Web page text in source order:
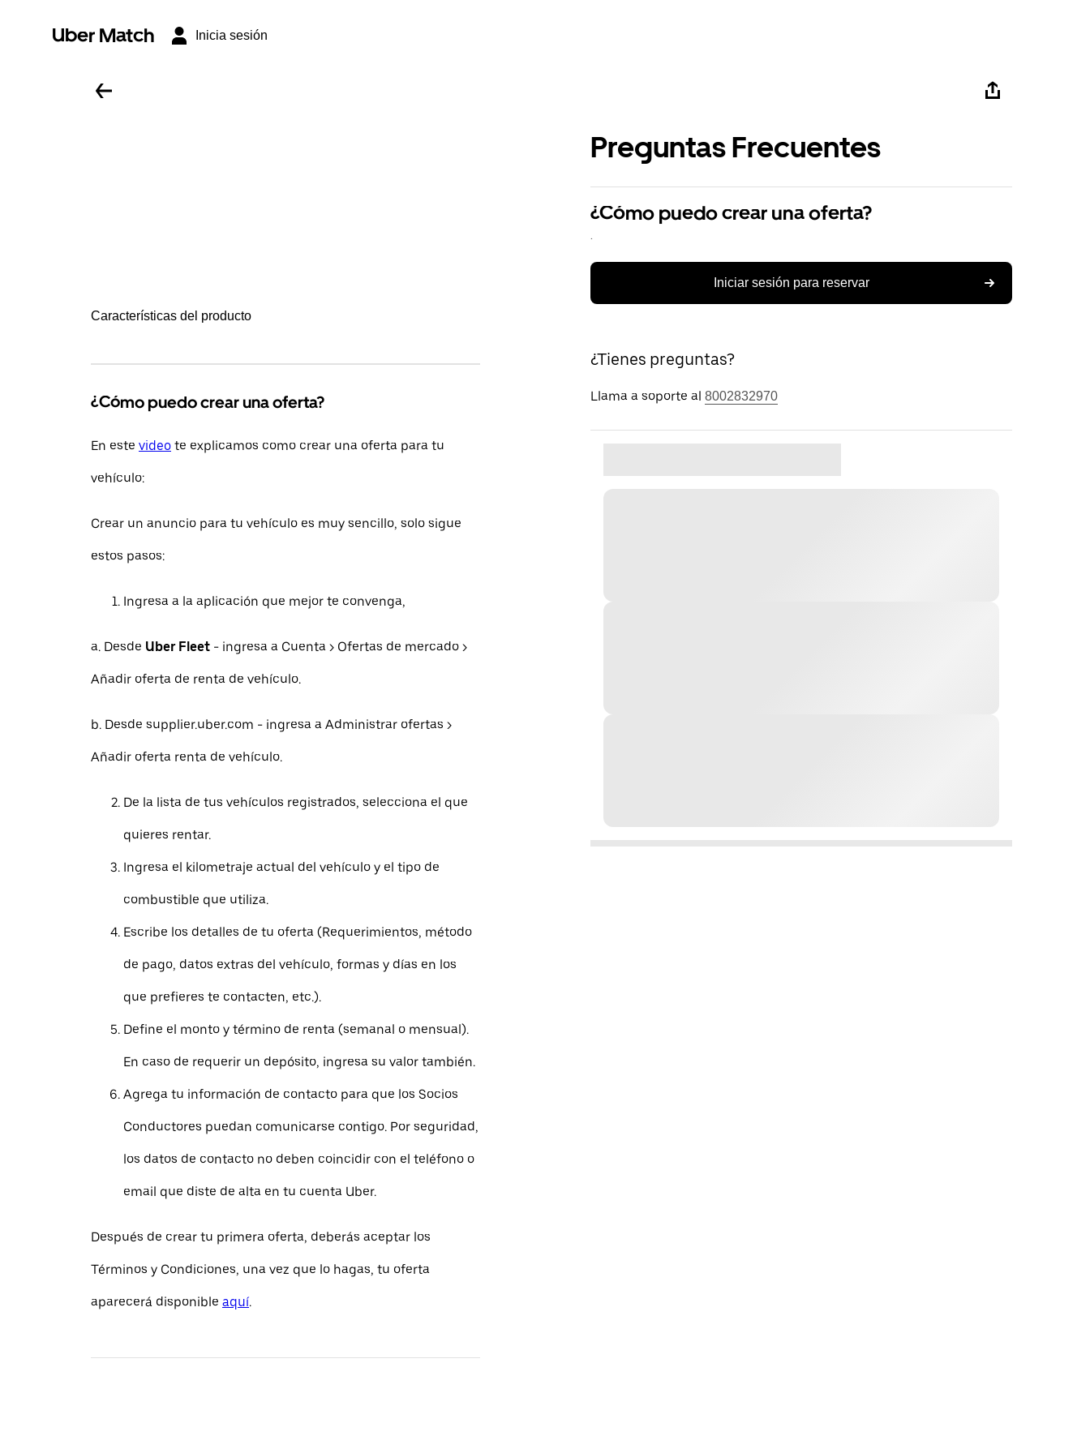
Uber Match Inicia sesión
Características del producto
¿Cómo puedo crear una oferta?
En este video te explicamos como crear una oferta para tu
vehículo:
Crear un anuncio para tu vehículo es muy sencillo, solo sigue
estos pasos:
Ingresa a la aplicación que mejor te convenga,
a. Desde Uber Fleet - ingresa a Cuenta > Ofertas de mercado >
Añadir oferta de renta de vehículo.
b. Desde supplier.uber.com - ingresa a Administrar ofertas >
Añadir oferta renta de vehículo.
De la lista de tus vehículos registrados, selecciona el que
quieres rentar.
Ingresa el kilometraje actual del vehículo y el tipo de
combustible que utiliza.
Escribe los detalles de tu oferta (Requerimientos, método
de pago, datos extras del vehículo, formas y días en los
que prefieres te contacten, etc.).
Define el monto y término de renta (semanal o mensual).
En caso de requerir un depósito, ingresa su valor también.
Agrega tu información de contacto para que los Socios
Conductores puedan comunicarse contigo. Por seguridad,
los datos de contacto no deben coincidir con el teléfono o
email que diste de alta en tu cuenta Uber.
Después de crear tu primera oferta, deberás aceptar los
Términos y Condiciones, una vez que lo hagas, tu oferta
aparecerá disponible aquí.
Preguntas Frecuentes
¿Cómo puedo crear una oferta?
.
Iniciar sesión para reservar
¿Tienes preguntas?
Llama a soporte al 8002832970